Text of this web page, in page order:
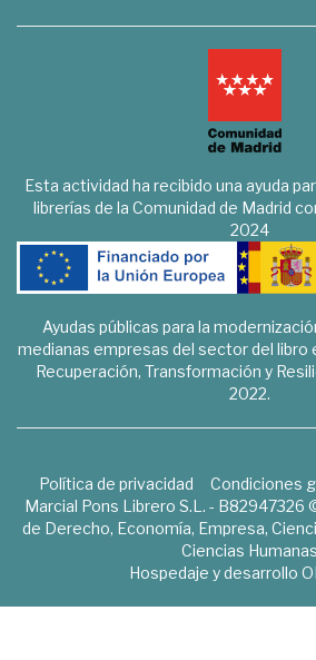
Esta actividad ha recibido una ayuda
librerías de la Comunidad de Madrid
2024
Ayudas públicas para la
medianas empresas del sector del libro
Recuperación, Transformación y
2022.
Política de privacidad Condiciones
Marcial Pons Librero S.L. - B82947326
de Derecho, Economía, Empresa,
Ciencias Humanas
Hospedaje y desarrollo